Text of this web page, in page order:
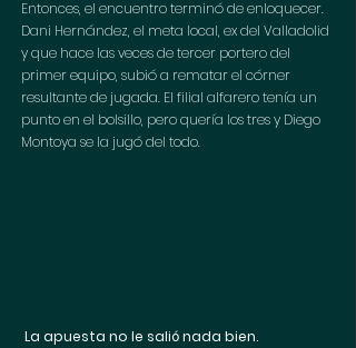
Entonces, el encuentro terminó de enloquecer.
Dani Hernández, el meta local, ex del Valladolid
y que hace las veces de tercer portero del
primer equipo, subió a rematar el córner
resultante de jugada. El filial alfarero tenía un
punto en el bolsillo, pero quería los tres y Diego
Montoya se la jugó del todo.
La apuesta no le salió nada bien.